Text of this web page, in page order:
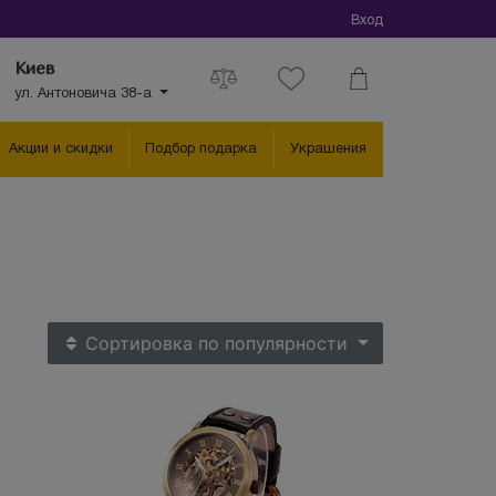
Вход
Киев
ул. Антоновича 38-а
Акции и скидки Подбор подарка Украшения
Сортировка по популярности